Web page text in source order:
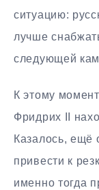
ситуацию:
лучше
следующей
К этому
Фридрих II
Казалось, ещё
привести к
именно тогда